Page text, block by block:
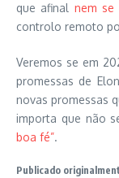
que afinal nem se
controlo remoto
Veremos se em
promessas de
novas promessas
importa que não
boa fé”.
Publicado